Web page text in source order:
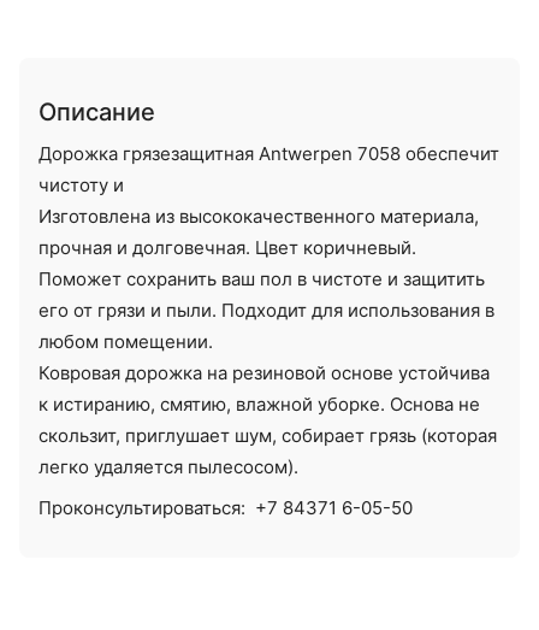
Описание
Дорожка грязезащитная Antwerpen 7058 обеспечит
чистоту и
Изготовлена из высококачественного материала,
прочная и долговечная. Цвет коричневый.
Поможет сохранить ваш пол в чистоте и защитить
его от грязи и пыли. Подходит для использования в
любом помещении.
Ковровая дорожка на резиновой основе устойчива
к истиранию, смятию, влажной уборке. Основа не
скользит, приглушает шум, собирает грязь (которая
легко удаляется пылесосом).
Проконсультироваться: +7 84371 6-05-50